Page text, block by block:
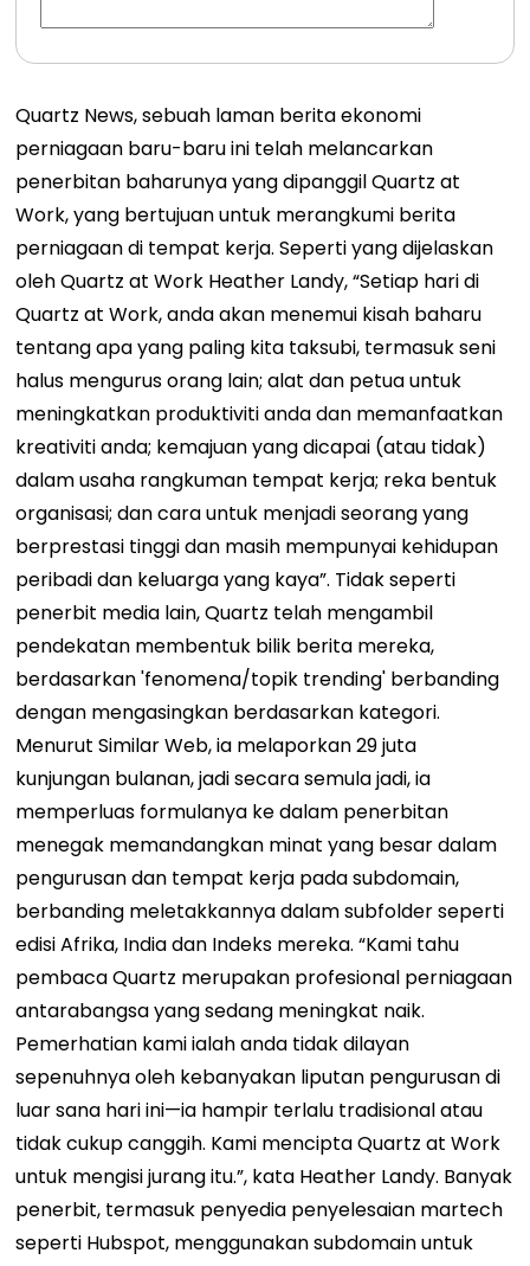
Quartz News, sebuah laman berita ekonomi
perniagaan baru-baru ini telah melancarkan
penerbitan baharunya yang dipanggil Quartz at
Work, yang bertujuan untuk merangkumi berita
perniagaan di tempat kerja. Seperti yang dijelaskan
oleh Quartz at Work Heather Landy, “Setiap hari di
Quartz at Work, anda akan menemui kisah baharu
tentang apa yang paling kita taksubi, termasuk seni
halus mengurus orang lain; alat dan petua untuk
meningkatkan produktiviti anda dan memanfaatkan
kreativiti anda; kemajuan yang dicapai (atau tidak)
dalam usaha rangkuman tempat kerja; reka bentuk
organisasi; dan cara untuk menjadi seorang yang
berprestasi tinggi dan masih mempunyai kehidupan
peribadi dan keluarga yang kaya”. Tidak seperti
penerbit media lain, Quartz telah mengambil
pendekatan membentuk bilik berita mereka,
berdasarkan 'fenomena/topik trending' berbanding
dengan mengasingkan berdasarkan kategori.
Menurut Similar Web, ia melaporkan 29 juta
kunjungan bulanan, jadi secara semula jadi, ia
memperluas formulanya ke dalam penerbitan
menegak memandangkan minat yang besar dalam
pengurusan dan tempat kerja pada subdomain,
berbanding meletakkannya dalam subfolder seperti
edisi Afrika, India dan Indeks mereka. “Kami tahu
pembaca Quartz merupakan profesional perniagaan
antarabangsa yang sedang meningkat naik.
Pemerhatian kami ialah anda tidak dilayan
sepenuhnya oleh kebanyakan liputan pengurusan di
luar sana hari ini—ia hampir terlalu tradisional atau
tidak cukup canggih. Kami mencipta Quartz at Work
untuk mengisi jurang itu.”, kata Heather Landy. Banyak
penerbit, termasuk penyedia penyelesaian martech
seperti Hubspot, menggunakan subdomain untuk